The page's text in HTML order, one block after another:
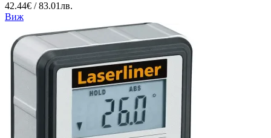
42.44€ / 83.01лв.
Виж